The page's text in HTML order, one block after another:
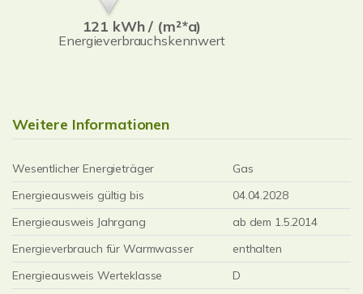
121 kWh / (m²*a)
Energieverbrauchskennwert
Weitere Informationen
Wesentlicher Energieträger
Gas
Energieausweis gültig bis
04.04.2028
Energieausweis Jahrgang
ab dem 1.5.2014
Energieverbrauch für Warmwasser
enthalten
Energieausweis Werteklasse
D